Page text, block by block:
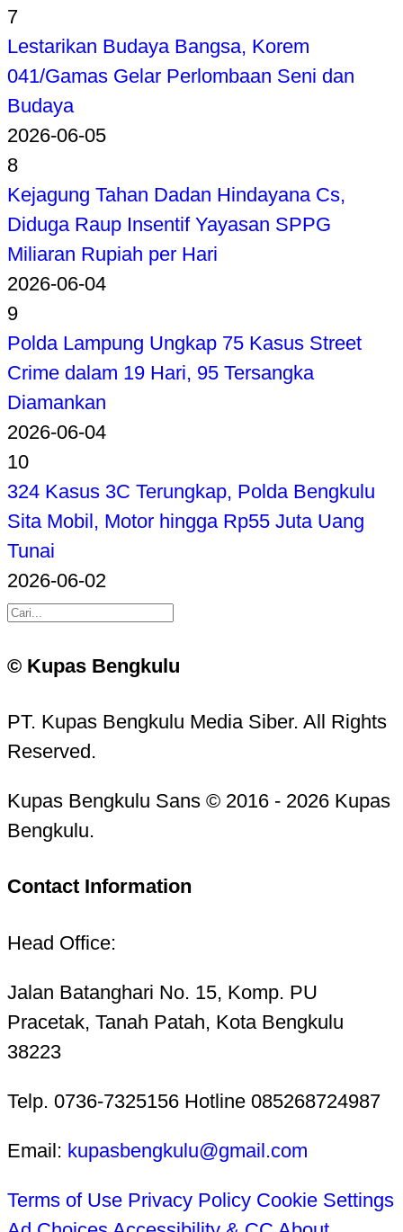
7
Lestarikan Budaya Bangsa, Korem
041/Gamas Gelar Perlombaan Seni dan
Budaya
2026-06-05
8
Kejagung Tahan Dadan Hindayana Cs,
Diduga Raup Insentif Yayasan SPPG
Miliaran Rupiah per Hari
2026-06-04
9
Polda Lampung Ungkap 75 Kasus Street
Crime dalam 19 Hari, 95 Tersangka
Diamankan
2026-06-04
10
324 Kasus 3C Terungkap, Polda Bengkulu
Sita Mobil, Motor hingga Rp55 Juta Uang
Tunai
2026-06-02
© Kupas Bengkulu
PT. Kupas Bengkulu Media Siber. All Rights
Reserved.
Kupas Bengkulu Sans © 2016 - 2026 Kupas
Bengkulu.
Contact Information
Head Office:
Jalan Batanghari No. 15, Komp. PU
Pracetak, Tanah Patah, Kota Bengkulu
38223
Telp. 0736-7325156 Hotline 085268724987
Email: kupasbengkulu@gmail.com
Terms of Use Privacy Policy Cookie Settings